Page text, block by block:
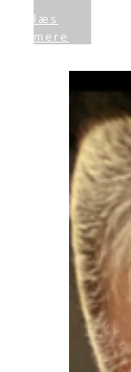
læs
mere